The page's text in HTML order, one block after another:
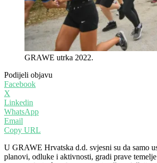
GRAWE utrka 2022.
Podijeli objavu
Facebook
X
Linkedin
WhatsApp
Email
Copy URL
U GRAWE Hrvatska d.d. svjesni su da samo
planovi, odluke i aktivnosti, gradi prave